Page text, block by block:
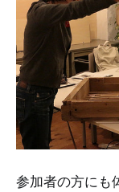
参加者の方にも